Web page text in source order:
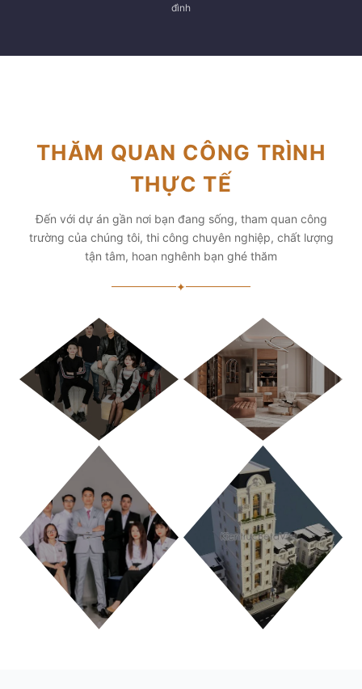
đình
THĂM QUAN CÔNG TRÌNH
THỰC TẾ
Đến với dự án gần nơi bạn đang sống, tham quan công
trường của chúng tôi, thi công chuyên nghiệp, chất lượng
tận tâm, hoan nghênh bạn ghé thăm
✦
TP. HỒ CHÍ MINH